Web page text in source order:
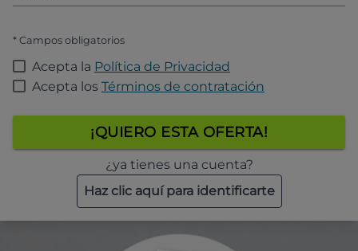
* Campos obligatorios
Acepta la Política de Privacidad
Acepta los Términos de contratación
¡QUIERO ESTA OFERTA!
¿ya tienes una cuenta?
Haz clic aquí para identificarte